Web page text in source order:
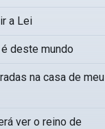
a Lei
deste mundo
na casa de meu
ver o reino de